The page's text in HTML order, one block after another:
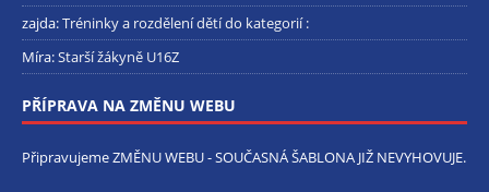
zajda:Tréninky a rozdělení dětí do kategorií :
Míra:Starší žákyně U16Z
PŘÍPRAVA NA ZMĚNU WEBU
Připravujeme ZMĚNU WEBU - SOUČASNÁ ŠABLONA JIŽ NEVYHOVUJE.